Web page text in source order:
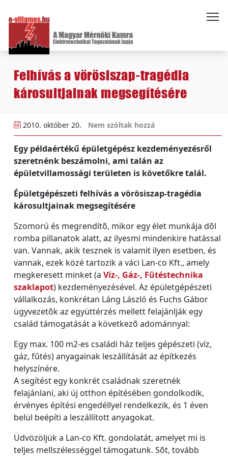
Felhívás a vörösiszap-tragédia
károsultjainak megsegítésére
2010. október 20. Nem szóltak hozzá
Egy példaértékű épületgépész kezdeményezésről
szeretnénk beszámolni, ami talán az
épületvillamossági területen is követőkre talál.
Épületgépészeti felhívás a vörösiszap-tragédia
károsultjainak megsegítésére
Szomorú és megrendítõ, mikor egy élet munkája dõl
romba pillanatok alatt, az ilyesmi mindenkire hatással
van. Vannak, akik tesznek is valamit ilyen esetben, és
vannak, ezek közé tartozik a váci Lan-co Kft., amely
megkeresett minket (a Víz-, Gáz-, Fûtéstechnika
szaklapot) kezdeményezésével. Az épületgépészeti
vállalkozás, konkrétan Láng László és Fuchs Gábor
ügyvezetõk az együttérzés mellett felajánlják egy
család támogatását a következõ adománnyal:
Egy max. 100 m2-es családi ház teljes gépészeti (víz,
gáz, fûtés) anyagainak leszállítását az építkezés
helyszínére.
A segítést egy konkrét családnak szeretnék
felajánlani, aki új otthon építésében gondolkodik,
érvényes építési engedéllyel rendelkezik, és 1 éven
belül beépíti a leszállított anyagokat.
Üdvözöljük a Lan-co Kft. gondolatát, amelyet mi is
teljes mellszélességgel támogatunk. Sõt, tovább